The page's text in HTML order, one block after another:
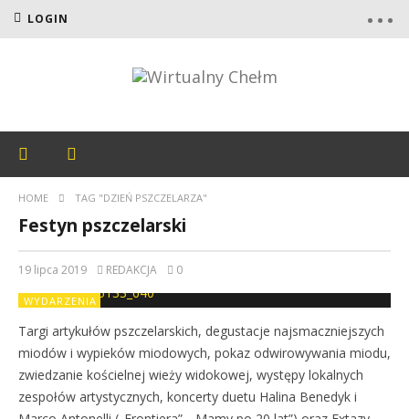
LOGIN
HOME TAG "DZIEŃ PSZCZELARZA"
Festyn pszczelarski
19 lipca 2019 REDAKCJA 0
WYDARZENIA
Targi artykułów pszczelarskich, degustacje najsmaczniejszych
miodów i wypieków miodowych, pokaz odwirowywania miodu,
zwiedzanie kościelnej wieży widokowej, występy lokalnych
zespołów artystycznych, koncerty duetu Halina Benedyk i